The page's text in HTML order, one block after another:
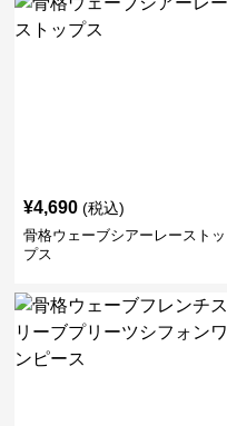
¥4,690 (税込)
骨格ウェーブシアーレーストッ
プス